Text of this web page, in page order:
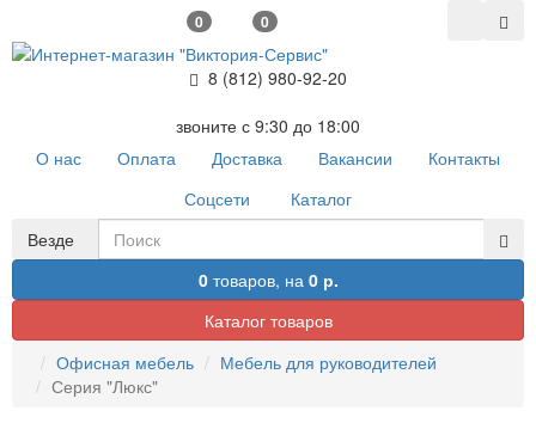
0 0
8 (812) 980-92-20
звоните с 9:30 до 18:00
О нас
Оплата Доставка Вакансии
Контакты
Соцсети
Каталог
Везде
0товаров, на 0 р.
Каталог товаров
Офисная мебель
Мебель для руководителей
Серия "Люкс"